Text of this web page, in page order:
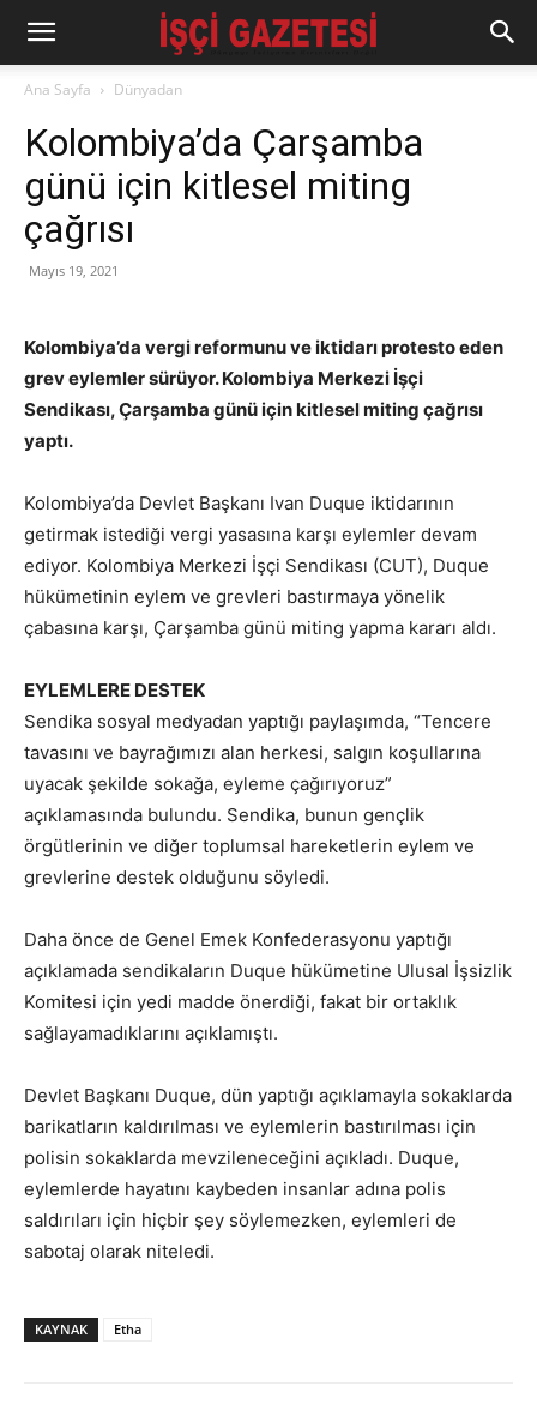
Ana Sayfa Dünyadan
Kolombiya’da Çarşamba
günü için kitlesel miting
çağrısı
Mayıs 19, 2021
Kolombiya’da vergi reformunu ve iktidarı protesto eden
grev eylemler sürüyor. Kolombiya Merkezi İşçi
Sendikası, Çarşamba günü için kitlesel miting çağrısı
yaptı.
Kolombiya’da Devlet Başkanı Ivan Duque iktidarının
getirmak istediği vergi yasasına karşı eylemler devam
ediyor. Kolombiya Merkezi İşçi Sendikası (CUT), Duque
hükümetinin eylem ve grevleri bastırmaya yönelik
çabasına karşı, Çarşamba günü miting yapma kararı aldı.
EYLEMLERE DESTEK
Sendika sosyal medyadan yaptığı paylaşımda, “Tencere
tavasını ve bayrağımızı alan herkesi, salgın koşullarına
uyacak şekilde sokağa, eyleme çağırıyoruz”
açıklamasında bulundu. Sendika, bunun gençlik
örgütlerinin ve diğer toplumsal hareketlerin eylem ve
grevlerine destek olduğunu söyledi.
Daha önce de Genel Emek Konfederasyonu yaptığı
açıklamada sendikaların Duque hükümetine Ulusal İşsizlik
Komitesi için yedi madde önerdiği, fakat bir ortaklık
sağlayamadıklarını açıklamıştı.
Devlet Başkanı Duque, dün yaptığı açıklamayla sokaklarda
barikatların kaldırılması ve eylemlerin bastırılması için
polisin sokaklarda mevzileneceğini açıkladı. Duque,
eylemlerde hayatını kaybeden insanlar adına polis
saldırıları için hiçbir şey söylemezken, eylemleri de
sabotaj olarak niteledi.
KAYNAK Etha